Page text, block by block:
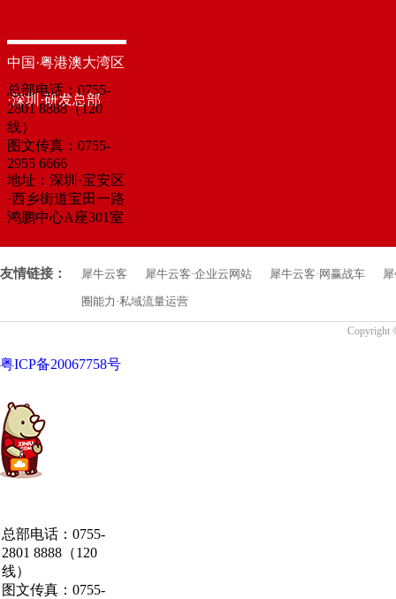
中国·粤港澳大湾区
·深圳·研发总部
总部电话：0755-
2801 8888（120
线）
图文传真：0755-
2955 6666
地址：深圳·宝安区
·西乡街道宝田一路
鸿鹏中心A座301室
友情链接： 犀牛云客 犀牛云客·企业云网站 犀牛云客·网赢战车
圈能力·私域流量运营
Copyright
粤ICP备20067758号
·深圳·研发总部
总部电话：0755-
2801 8888（120
线）
图文传真：0755-